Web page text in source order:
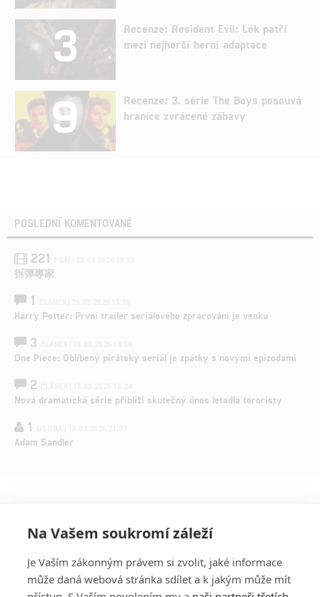
3
Recenze: Resident Evil: Lék patří
mezi nejhorší herní adaptace
9
Recenze: 3. série The Boys posouvá
hranice zvrácené zábavy
POSLEDNÍ KOMENTOVANÉ
221
拆彈專家
1
Harry Potter: První trailer seriálového zpracování je venku
3
One Piece: Oblíbený pirátský seriál je zpátky s novými epizodami
2
Nová dramatická série přiblíží skutečný únos letadla teroristy
1
Adam Sandler
Na Vašem soukromí záleží
Je Vaším zákonným právem si zvolit, jaké informace
může daná webová stránka sdílet a k jakým může mít